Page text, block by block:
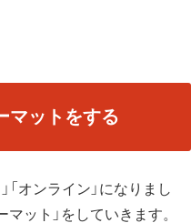
マットをする
「オンライン」になりまし
ット」をしていきます。